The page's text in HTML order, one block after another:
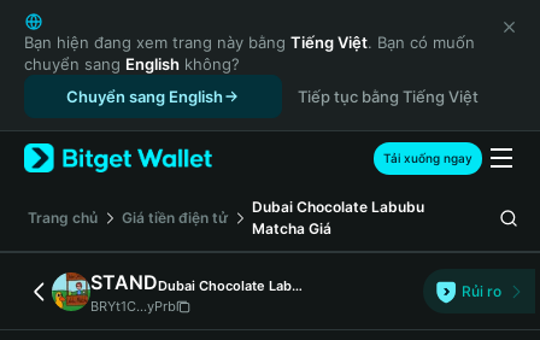
English
日本語
Tiếng Việt
Русский
Español (Latinoamérica)
Türkçe
Français
Deutsch
简体中文
繁體中文
Português (Portugal)
Bạn hiện đang xem trang này bằng Tiếng Việt. Bạn có muốn
chuyển sang English không?
Chuyển sang English
Tiếp tục bằng Tiếng Việt
Tải xuống ngay
‌Trang chủ Giá tiền điện tử
Dubai Chocolate Labubu
Matcha Giá
STAND
Dubai Chocolate Labubu Matcha
BRYt1C...yPrb
Rủi ro